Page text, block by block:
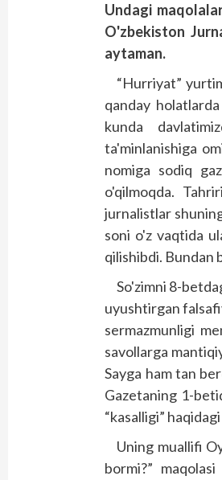
Undagi
O'zbekiston
aytaman.
“Hurriyat”
qanday
kunda
ta'minlanishiga
nomiga sodiq
o'qilmoqda.
jurnalistlar
soni o'z vaqtida
qilishibdi. Bundan
So'zimni 8-
uyushtirgan
sermazmunligi
savollarga
Sayga ham tan
Gazetaning 1-
“kasalligi”
Uning muallifi
bormi?”